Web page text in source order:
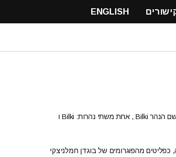
ENGLISH
העיירה נמצאת במחוז Irshava (בהונגרית Ilosva) באיזור Bereg- ונקראת על שם הנהר Bilki , אחת משתי נהרות: Bilki ו
מהפוגרומים של בוגדן חמלניצקי